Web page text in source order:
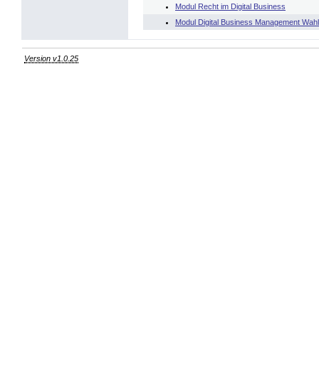
Modul Recht im Digital Business
Modul Digital Business Management
Version v1.0.25